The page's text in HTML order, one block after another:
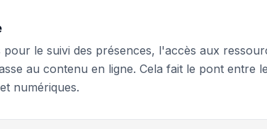
pour le suivi des présences, l'accès aux
au contenu en ligne. Cela fait le pont entre
numériques.